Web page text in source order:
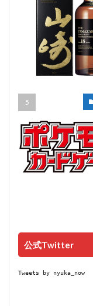
公式Twitter
Tweets by nyuka_now